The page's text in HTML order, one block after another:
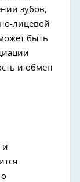
зубов,
лицевой
быть
и обмен
и
о